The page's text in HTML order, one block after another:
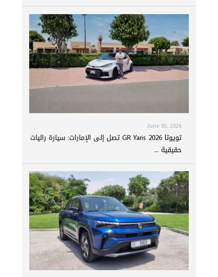
June 05, 2026
تويوتا GR Yaris 2026 تصل إلى الإمارات: سيارة راليات
حقيقية ...